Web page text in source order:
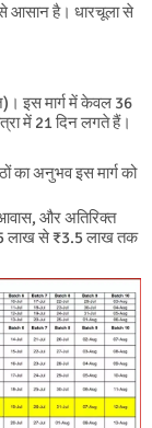
आसान है। धारचूला से
इस मार्ग में केवल 36
में 21 दिन लगते हैं।
का अनुभव इस मार्ग को
और अतिरिक्त
लाख से ₹3.5 लाख तक